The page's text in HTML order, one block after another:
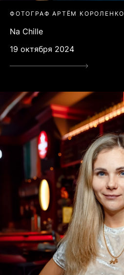
ФОТОГРАФ АРТЁМ КОРОЛЕНКО
Na Chille
19 октября 2024